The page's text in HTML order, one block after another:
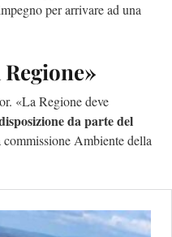
per arrivare ad una
«La Regione deve
da parte del
Ambiente della